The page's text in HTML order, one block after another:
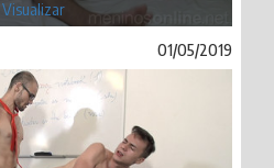
Visualizar
01/05/2019